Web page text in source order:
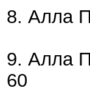
8. Алла
9. Алла
60